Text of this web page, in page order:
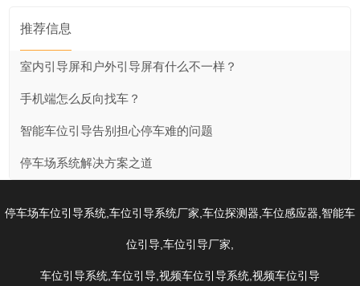
推荐信息
室内引导屏和户外引导屏有什么不一样？
手机端怎么反向找车？
智能车位引导告别担心停车难的问题
停车场系统解决方案之道
停车场车位引导系统 车位引导系统厂家 车位探测器 车位感应器 智能车
位引导 车位引导厂家
车位引导系统 车位引导 视频车位引导系统 视频车位引导